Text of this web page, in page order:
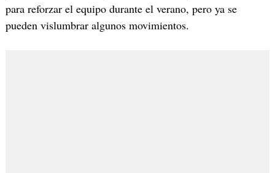
para reforzar el equipo durante el verano, pero ya se
pueden vislumbrar algunos movimientos.